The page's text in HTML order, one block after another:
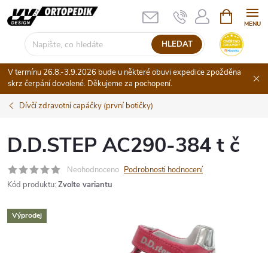
Přejít
na
HLEDAT
NÁKUPNÍ
KOŠÍK
V termínu 26.8.-3.9.2026 bude u některé obuvi expedice zpožděna
skrz čerpání dovolené. Děkujeme za pochopení.
Dívčí zdravotní capáčky (první botičky)
D.D.STEP AC290-384 t č
Neohodnoceno Podrobnosti hodnocení
Kód produktu: Zvolte variantu
Výprodej